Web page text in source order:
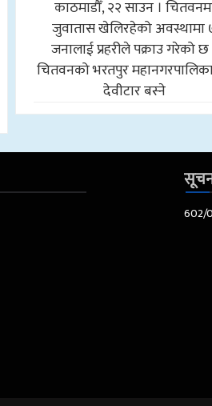
काठमाडौँ, २२ साउन ।
जुवातास खेलिरहेको अवस्थामा
जनालाई प्रहरीले पक्राउ गरेको छ
चितवनको भरतपुर
देवीटार बस्ने
602/